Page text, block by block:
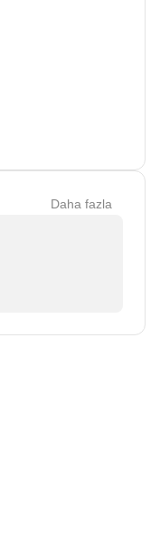
Daha fazla